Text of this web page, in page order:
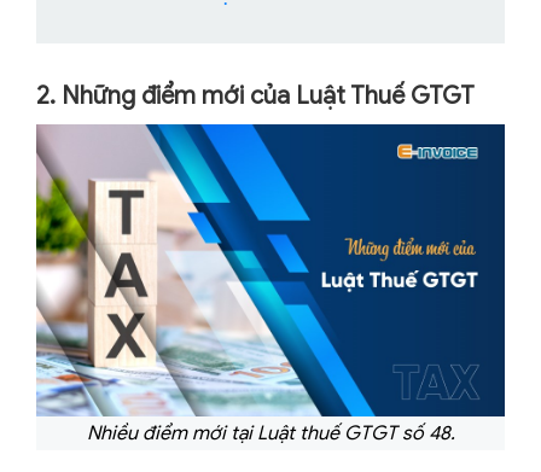
2. Những điểm mới của Luật Thuế GTGT
Nhiều điểm mới tại Luật thuế GTGT số 48.